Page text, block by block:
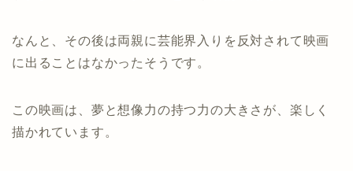
なんと、その後は両親に芸能界入りを反対されて映画
に出ることはなかったそうです。
この映画は、夢と想像力の持つ力の大きさが、楽しく
描かれています。